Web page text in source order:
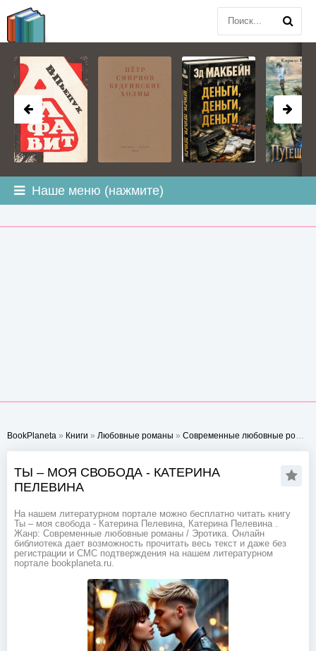
Наше меню (нажмите)
BookPlaneta » Книги » Любовные романы » Современные любовные романы
ТЫ – МОЯ СВОБОДА - КАТЕРИНА
ПЕЛЕВИНА
На нашем литературном портале можно бесплатно читать книгу
Ты – моя свобода - Катерина Пелевина, Катерина Пелевина .
Жанр: Современные любовные романы / Эротика. Онлайн
библиотека дает возможность прочитать весь текст и даже без
регистрации и СМС подтверждения на нашем литературном
портале bookplaneta.ru.
BOOKPLANETA.COM